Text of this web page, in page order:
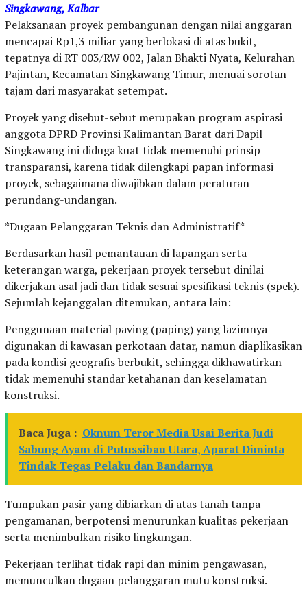
Singkawang, Kalbar
Pelaksanaan proyek pembangunan dengan nilai anggaran
mencapai Rp1,3 miliar yang berlokasi di atas bukit,
tepatnya di RT 003/RW 002, Jalan Bhakti Nyata, Kelurahan
Pajintan, Kecamatan Singkawang Timur, menuai sorotan
tajam dari masyarakat setempat.
Proyek yang disebut-sebut merupakan program aspirasi
anggota DPRD Provinsi Kalimantan Barat dari Dapil
Singkawang ini diduga kuat tidak memenuhi prinsip
transparansi, karena tidak dilengkapi papan informasi
proyek, sebagaimana diwajibkan dalam peraturan
perundang-undangan.
*Dugaan Pelanggaran Teknis dan Administratif*
Berdasarkan hasil pemantauan di lapangan serta
keterangan warga, pekerjaan proyek tersebut dinilai
dikerjakan asal jadi dan tidak sesuai spesifikasi teknis (spek).
Sejumlah kejanggalan ditemukan, antara lain:
Penggunaan material paving (paping) yang lazimnya
digunakan di kawasan perkotaan datar, namun diaplikasikan
pada kondisi geografis berbukit, sehingga dikhawatirkan
tidak memenuhi standar ketahanan dan keselamatan
konstruksi.
Baca Juga : Oknum Teror Media Usai Berita Judi
Sabung Ayam di Putussibau Utara, Aparat Diminta
Tindak Tegas Pelaku dan Bandarnya
Tumpukan pasir yang dibiarkan di atas tanah tanpa
pengamanan, berpotensi menurunkan kualitas pekerjaan
serta menimbulkan risiko lingkungan.
Pekerjaan terlihat tidak rapi dan minim pengawasan,
memunculkan dugaan pelanggaran mutu konstruksi.